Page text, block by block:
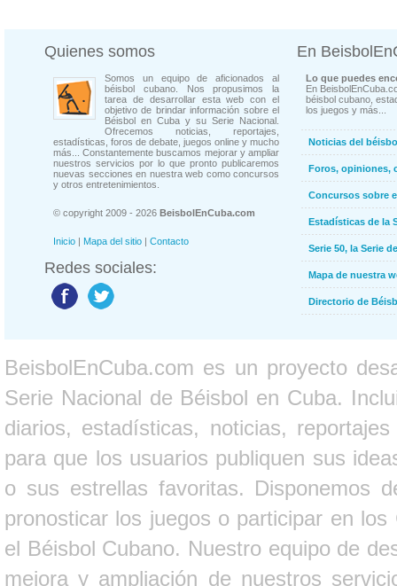
Quienes somos
Somos un equipo de aficionados al
béisbol cubano. Nos propusimos la
tarea de desarrollar esta web con el
objetivo de brindar información sobre el
Béisbol en Cuba y su Serie Nacional.
Ofrecemos noticias, reportajes,
estadísticas, foros de debate, juegos online y mucho
más... Constantemente buscamos mejorar y ampliar
nuestros servicios por lo que pronto publicaremos
nuevas secciones en nuestra web como concursos
y otros entretenimientos.
© copyright 2009 - 2026 BeisbolEnCuba.com
Inicio | Mapa del sitio | Contacto
Redes sociales:
En
Lo que puedes
En
béisbol cubano,
los juegos y más...
Noticias del
Foros, opiniones,
Concursos sobre
Estadísticas de la
Serie 50, la Serie
Mapa de nuestra
Directorio de
BeisbolEnCuba.com es un proyecto
Serie Nacional de Béisbol en Cuba.
diarios, estadísticas, noticias,
para que los usuarios publiquen sus
o sus estrellas favoritas. Disponemos
pronosticar los juegos o participar en
el Béisbol Cubano. Nuestro equipo de
mejora y ampliación de nuestros